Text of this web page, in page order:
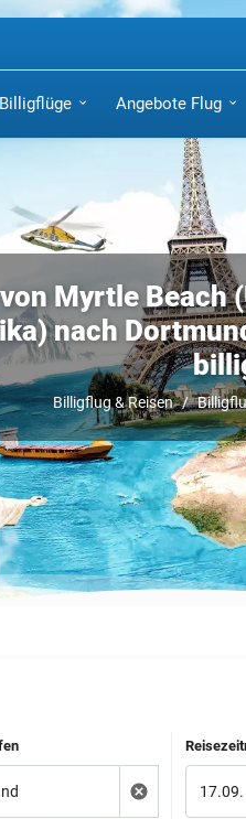
Billigflüge Angebote Flug
Myrtle Beach
nach
Billigflug & Reisen
17.09.